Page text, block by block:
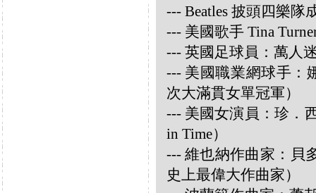
--- Beatles 披頭四樂隊
--- 美國歌手 Tina
--- 英國足球員：萬人
--- 美國職業網球手：
次大滿貫女單冠軍）
--- 美國女演員：珍．
in Time）
--- 維也納作曲家：貝
史上最偉大作曲家）